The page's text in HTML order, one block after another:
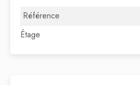
Référence
Étage